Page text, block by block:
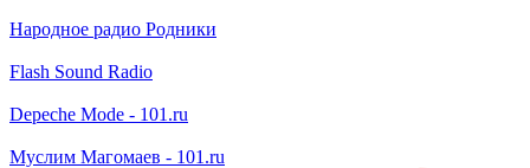
Народное радио Родники
Flash Sound Radio
Depeche Mode - 101.ru
Муслим Магомаев - 101.ru